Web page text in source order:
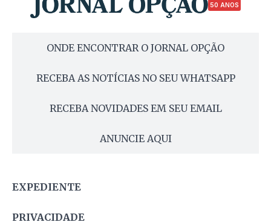
50 ANOS
ONDE ENCONTRAR O JORNAL OPÇÃO
RECEBA AS NOTÍCIAS NO SEU WHATSAPP
RECEBA NOVIDADES EM SEU EMAIL
ANUNCIE AQUI
EXPEDIENTE
PRIVACIDADE